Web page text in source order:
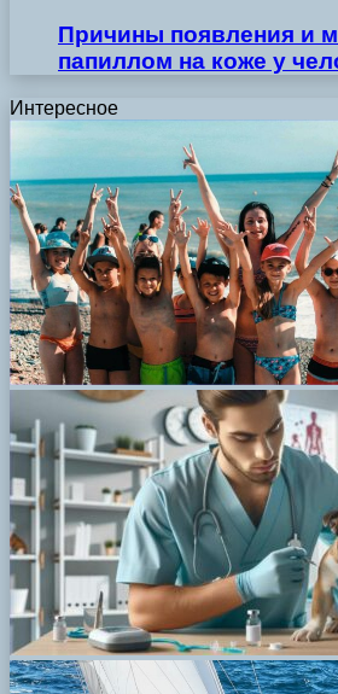
Причины появления и
папиллом на коже у
Интересное